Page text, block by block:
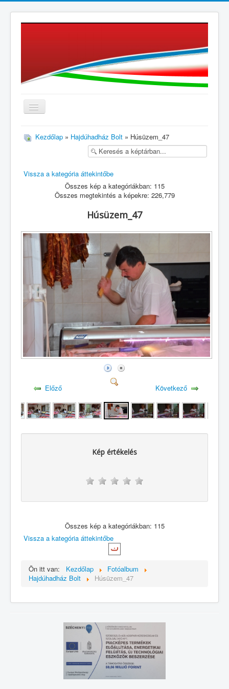
Kezdőlap » Hajdúhadház Bolt » Húsüzem_47
Vissza a kategória áttekintőbe
Összes kép a kategóriákban: 115
Összes megtekintés a képekre: 226,779
Húsüzem_47
Előző Következő
Kép értékelés
Összes kép a kategóriákban: 115
Vissza a kategória áttekintőbe
Ön itt van: Kezdőlap
Fotóalbum
Hajdúhadház Bolt
Húsüzem_47